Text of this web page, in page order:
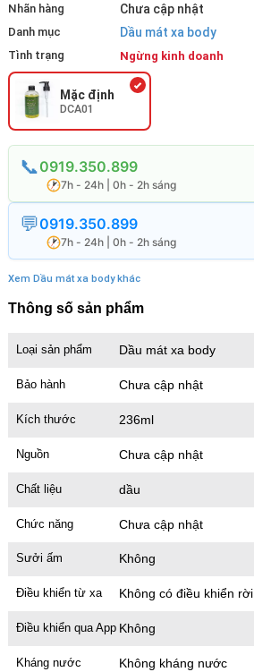
Nhãn hàng Chưa cập nhật
Danh mục Dầu mát xa body
Tình trạng Ngừng kinh doanh
Mặc định
DCA01
0919.350.899
7h - 24h | 0h - 2h sáng
0919.350.899
7h - 24h | 0h - 2h sáng
Xem Dầu mát xa body khác
Thông số sản phẩm
Loại sản phẩm Dầu mát xa body
Bảo hành Chưa cập nhật
Kích thước 236ml
Nguồn Chưa cập nhật
Chất liệu dầu
Chức năng Chưa cập nhật
Sưởi ấm Không
Điều khiển từ xa Không có điều khiển rời
Điều khiển qua App Không
Kháng nước Không kháng nước